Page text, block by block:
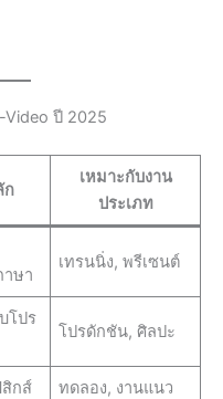
Video ปี 2025
ก
เหมาะกับงาน
ประเภท
าษา
เทรนนิ่ง, พรีเซนต์
โปร
โปรดักชัน, ศิลปะ
กส์
ทดลอง, งานแนว